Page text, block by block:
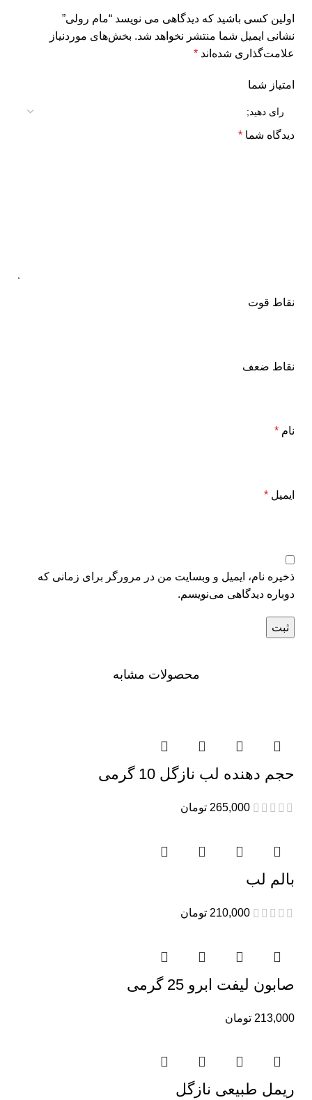
اولین کسی باشید که دیدگاهی می نویسد “مام رولی”
نشانی ایمیل شما منتشر نخواهد شد. بخش‌های موردنیاز
علامت‌گذاری شده‌اند *
امتیاز شما
دیدگاه شما *
نقاط قوت
نقاط ضعف
نام *
ایمیل *
ذخیره نام، ایمیل و وبسایت من در مرورگر برای زمانی که
دوباره دیدگاهی می‌نویسم.
محصولات مشابه
حجم دهنده لب نازگل 10 گرمی
265,000 تومان
بالم لب
210,000 تومان
صابون لیفت ابرو 25 گرمی
213,000 تومان
ریمل طبیعی نازگل